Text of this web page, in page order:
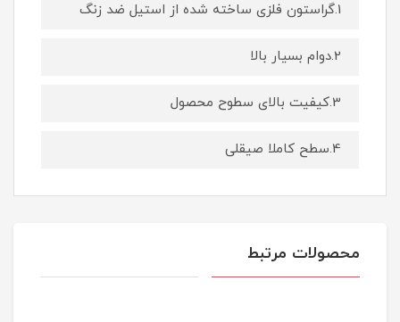
1.گراستون فلزی ساخته شده از استیل ضد زنگ
2.دوام بسیار بالا
3.کیفیت بالای سطوح محصول
4.سطح کاملا صیقلی
محصولات مرتبط